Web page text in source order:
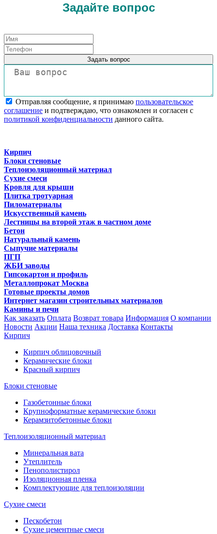
Задайте вопрос
Задать вопрос
Отправляя сообщение, я принимаю пользовательское
соглашение и подтверждаю, что ознакомлен и согласен с
политикой конфиденциальности данного сайта.
Кирпич
Блоки стеновые
Теплоизоляционный материал
Сухие смеси
Кровля для крыши
Плитка тротуарная
Пиломатериалы
Искусственный камень
Лестницы на второй этаж в частном доме
Бетон
Натуральный камень
Сыпучие материалы
ПГП
ЖБИ заводы
Гипсокартон и профиль
Металлопрокат Москва
Готовые проекты домов
Интернет магазин строительных материалов
Камины и печи
Как заказать Оплата Возврат товара Информация О компании
Новости Акции Наша техника Доставка Контакты
Кирпич
Кирпич облицовочный
Керамические блоки
Красный кирпич
Блоки стеновые
Газобетонные блоки
Крупноформатные керамические блоки
Керамзитобетонные блоки
Теплоизоляционный материал
Минеральная вата
Утеплитель
Пенополистирол
Изоляционная пленка
Комплектующие для теплоизоляции
Сухие смеси
Пескобетон
Сухие цементные смеси